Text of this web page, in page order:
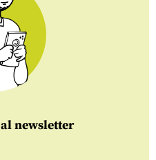
al newsletter